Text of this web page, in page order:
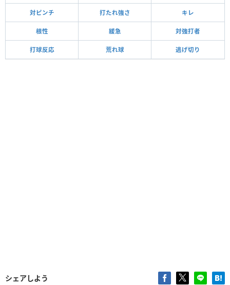
対ピンチ 打たれ強さ キレ
根性 緩急 対強打者
打球反応 荒れ球 逃げ切り
シェアしよう